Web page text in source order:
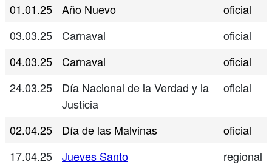
01.01.25
Año Nuevo
oficial
03.03.25
Carnaval
oficial
04.03.25
Carnaval
oficial
24.03.25
Día Nacional de la Verdad y la
Justicia
oficial
02.04.25 Día de las Malvinas
oficial
17.04.25
Jueves Santo
regional